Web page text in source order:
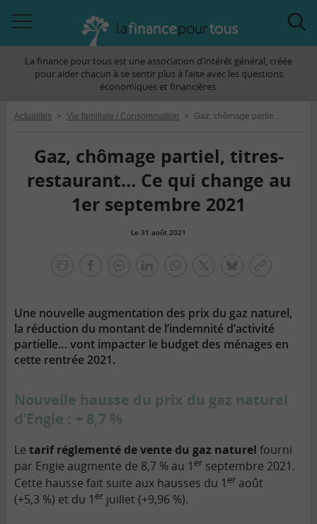
àLa finance pour tous est une association d’intérêt général, créée
pour aider chacun à se sentir plus à l’aise avec les questions
économiques et financières.
Actualités > Vie familiale / Consommation > Gaz, chômage partiel, titres-restaurant… Ce qui change au 1er septembre 2021
Gaz, chômage partiel, titres-
restaurant… Ce qui change au
1er septembre 2021
Le 31 août 2021
Une nouvelle augmentation des prix du gaz naturel,
la réduction du montant de l’indemnité d’activité
partielle… vont impacter le budget des ménages en
cette rentrée 2021.
Nouvelle hausse du prix du gaz naturel
d’Engie : + 8,7 %
Le tarif réglementé de vente du gaz naturel fourni
par Engie augmente de 8,7 % au 1 er septembre 2021.
Cette hausse fait suite aux hausses du 1 er août
(+5,3 %) et du 1 er juillet (+9,96 %).